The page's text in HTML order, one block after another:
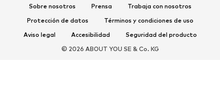
Zapatillas de casa
Exclusivo
Sobre nosotros Prensa
Trabaja con nosotros
Protección de datos
Términos y condiciones de uso
Aviso legal
Accesibilidad
Seguridad del producto
© 2026 ABOUT YOU SE & Co. KG